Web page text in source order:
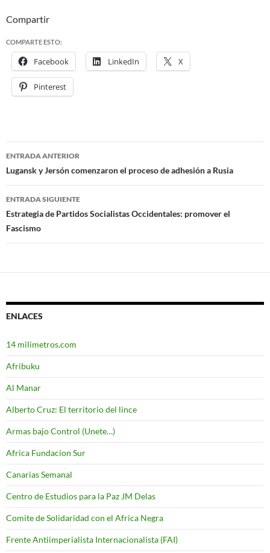
Compartir
COMPARTE ESTO:
Facebook LinkedIn X
Pinterest
Navegación
de
entradas
ENTRADA ANTERIOR
Lugansk y Jersón comenzaron el proceso de adhesión a Rusia
ENTRADA SIGUIENTE
Estrategia de Partidos Socialistas Occidentales: promover el
Fascismo
ENLACES
14 milimetros.com
Afribuku
Al Manar
Alberto Cruz: El territorio del lince
Armas bajo Control (Unete…)
Africa Fundacion Sur
Canarias Semanal
Centro de Estudios para la Paz JM Delas
Comite de Solidaridad con el Africa Negra
Frente Antiimperialista Internacionalista (FAI)